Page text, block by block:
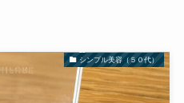
シンプル美容（５０代）